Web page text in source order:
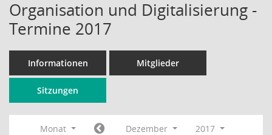
Organisation und Digitalisierung -
Termine 2017
Informationen Mitglieder
Sitzungen
Monat Dezember
2017